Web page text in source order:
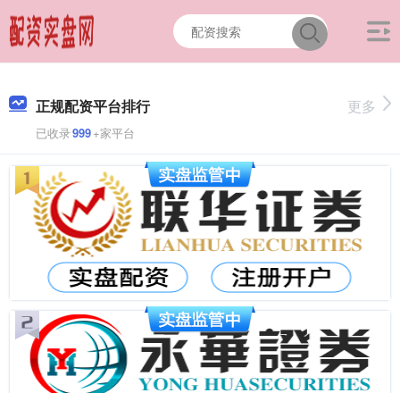
正规配资平台排行
已收录999+家平台
更多